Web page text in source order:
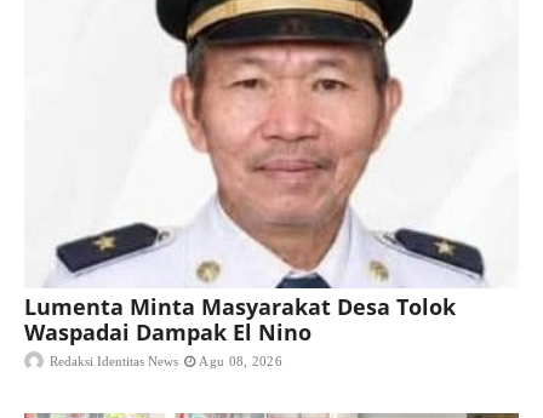
Lumenta Minta Masyarakat Desa Tolok
Waspadai Dampak El Nino
Redaksi Identitas News Agu 08, 2026